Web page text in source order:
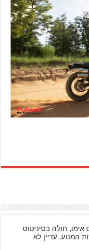
אימו, חולה בטיניטוס
המנוע. עדיין לא